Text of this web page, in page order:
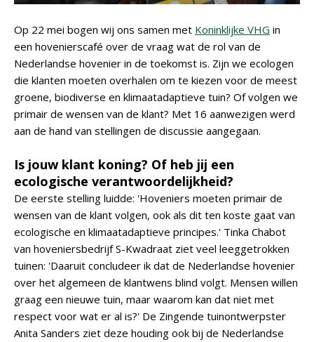
Op 22 mei bogen wij ons samen met Koninklijke VHG in
een hovenierscafé over de vraag wat de rol van de
Nederlandse hovenier in de toekomst is. Zijn we ecologen
die klanten moeten overhalen om te kiezen voor de meest
groene, biodiverse en klimaatadaptieve tuin? Of volgen we
primair de wensen van de klant? Met 16 aanwezigen werd
aan de hand van stellingen de discussie aangegaan.
Is jouw klant koning? Of heb jij een
ecologische verantwoordelijkheid?
De eerste stelling luidde: 'Hoveniers moeten primair de
wensen van de klant volgen, ook als dit ten koste gaat van
ecologische en klimaatadaptieve principes.' Tinka Chabot
van hoveniersbedrijf S-Kwadraat ziet veel leeggetrokken
tuinen: 'Daaruit concludeer ik dat de Nederlandse hovenier
over het algemeen de klantwens blind volgt. Mensen willen
graag een nieuwe tuin, maar waarom kan dat niet met
respect voor wat er al is?' De Zingende tuinontwerpster
Anita Sanders ziet deze houding ook bij de Nederlandse